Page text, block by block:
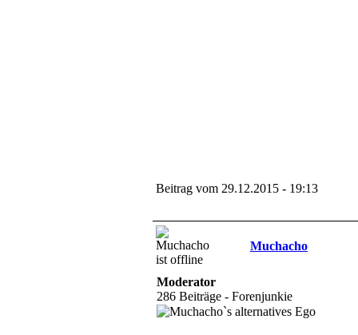
Beitrag vom 29.12.2015 - 19:13
Muchacho
Moderator
286 Beiträge - Forenjunkie